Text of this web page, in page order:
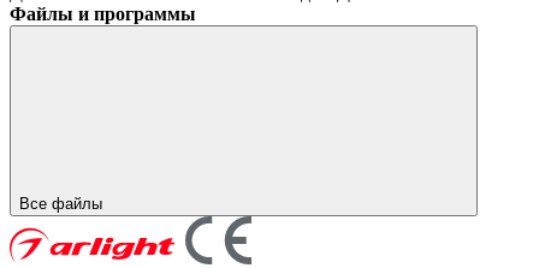
Файлы и программы
Все файлы